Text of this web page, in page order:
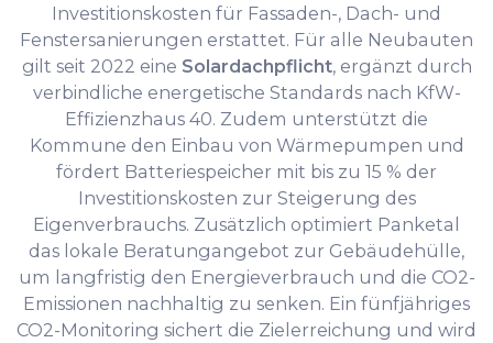
Investitionskosten für Fassaden-, Dach- und
Fenstersanierungen erstattet. Für alle Neubauten
gilt seit 2022 eine Solardachpflicht, ergänzt durch
verbindliche energetische Standards nach KfW-
Effizienzhaus 40. Zudem unterstützt die
Kommune den Einbau von Wärmepumpen und
fördert Batteriespeicher mit bis zu 15 % der
Investitionskosten zur Steigerung des
Eigenverbrauchs. Zusätzlich optimiert Panketal
das lokale Beratungangebot zur Gebäudehülle,
um langfristig den Energieverbrauch und die CO2-
Emissionen nachhaltig zu senken. Ein fünfjähriges
CO2-Monitoring sichert die Zielerreichung und wird